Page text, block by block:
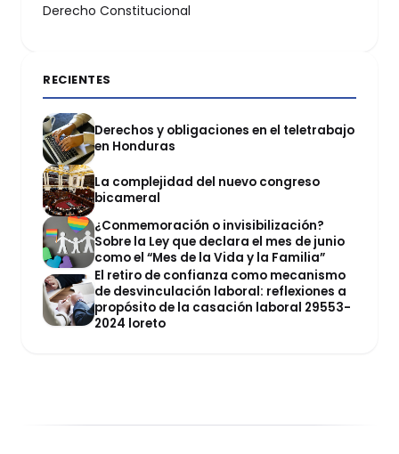
Derecho Constitucional
RECIENTES
Derechos y obligaciones en el teletrabajo
en Honduras
La complejidad del nuevo congreso
bicameral
¿Conmemoración o invisibilización?
Sobre la Ley que declara el mes de junio
como el “Mes de la Vida y la Familia”
El retiro de confianza como mecanismo
de desvinculación laboral: reflexiones a
propósito de la casación laboral 29553-
2024 loreto